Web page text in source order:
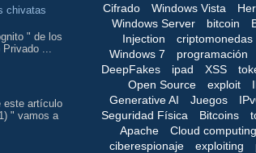
chivatas
" de los
...
este artículo
" vamos a
Cifrado
Windows Vista
Windows Server
bitcoin
Injection
criptomonedas
Windows 7
programación
DeepFakes
ipad XSS
Open Source
exploit
Generative AI
Juegos
Seguridad Física
Bitcoins
Apache
Cloud computing
ciberespionaje
exploiting